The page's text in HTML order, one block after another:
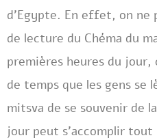
d’Egypte. En effet, on ne
de lecture du Chéma du
premières heures du jour,
de temps que les gens se
mitsva de se souvenir de
jour peut s’accomplir